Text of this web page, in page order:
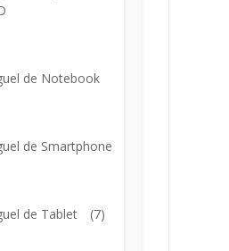
de Notebook
de Smartphone
de Tablet (7)